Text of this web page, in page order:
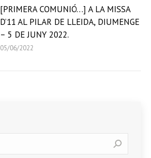
[PRIMERA COMUNIÓ…] A LA MISSA
D’11 AL PILAR DE LLEIDA, DIUMENGE
– 5 DE JUNY 2022.
05/06/2022